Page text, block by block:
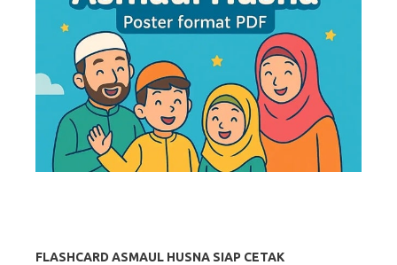
FLASHCARD ASMAUL HUSNA SIAP CETAK